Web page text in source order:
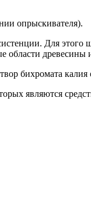
опрыскивателя).
Для этого
области
бихромата калия
являются